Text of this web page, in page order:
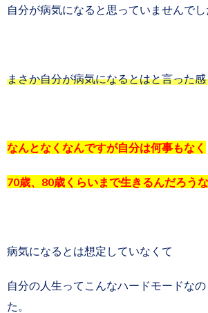
自分が病気になると思っていませんでし
まさか自分が病気になるとはと言った
なんとなくなんですが自分は何事もなく
70歳、80歳くらいまで生きるんだろう
病気になるとは想定していなくて
自分の人生ってこんなハードモードな
た。